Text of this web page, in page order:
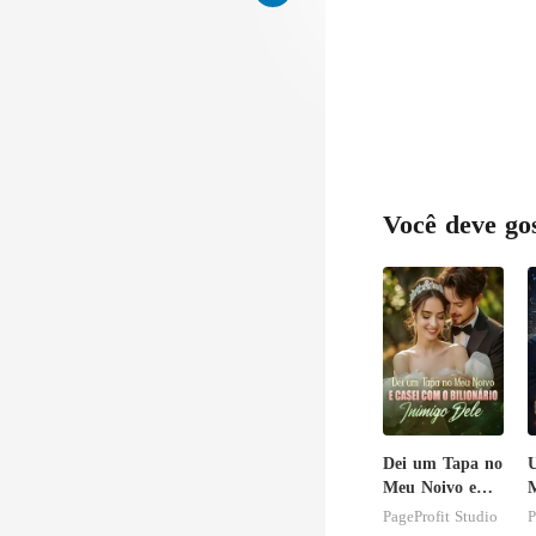
Você deve
Dei um Tapa no
Meu Noivo e
Casei com o
PageProfit Studio